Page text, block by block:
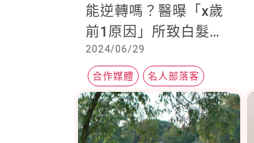
能逆轉嗎？醫曝「x歲
前1原因」所致白髮，
可以黑回來
2024/06/29
合作媒體 名人部落客
白髮